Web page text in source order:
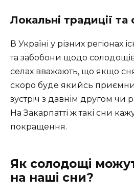
Локальні традиції
В Україні у різних регіонах
та забобони щодо
селах вважають, що якщо
скоро буде якийсь
зустріч з давнім другом чи
На Закарпатті ж такі сни
покращення.
Як солодощі
на наші сни?